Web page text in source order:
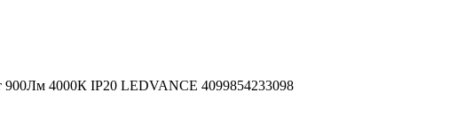
4000К IP20 LEDVANCE 4099854233098